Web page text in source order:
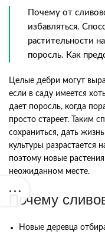
Почему от
избавляться.
растительности
поросль. Как
Целые дебри могут
если в саду имеется
дает поросль, когда
просто стареет. Таким
сохраниться, дать
культуры разрастается
поэтому новые
неожиданном месте.
Почему
Новые деревца